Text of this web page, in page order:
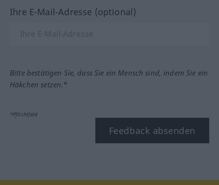
Ihre E-Mail-Adresse (optional)
Bitte bestätigen Sie, dass Sie ein Mensch sind, indem Sie ein
Häkchen setzen.*
*Pflichtfeld
Feedback absenden